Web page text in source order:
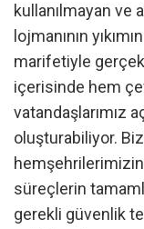
kullanılmayan ve
lojmanının
marifetiyle
içerisinde hem
vatandaşlarımız
oluşturabiliyor.
süreçlerin
gerekli güvenlik